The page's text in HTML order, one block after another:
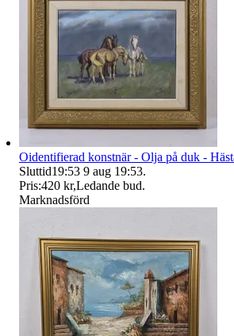
Oidentifierad konstnär - Olja på duk -
Sluttid19:53 9 aug 19:53.
Pris:420 kr,Ledande bud.
Marknadsförd